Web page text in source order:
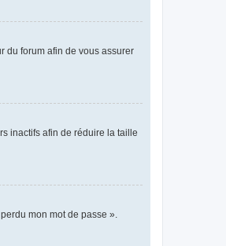
du forum afin de vous assurer
inactifs afin de réduire la taille
mon mot de passe ».